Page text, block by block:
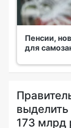
Пенсии,
для
173 млрд